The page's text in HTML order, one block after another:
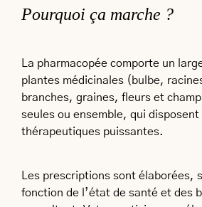
Pourquoi ça marche ?
La pharmacopée comporte un
plantes médicinales (bulbe,
branches, graines, fleurs et
seules ou ensemble, qui
thérapeutiques puissantes.
Les prescriptions sont élaborées,
fonction de l’état de santé et des